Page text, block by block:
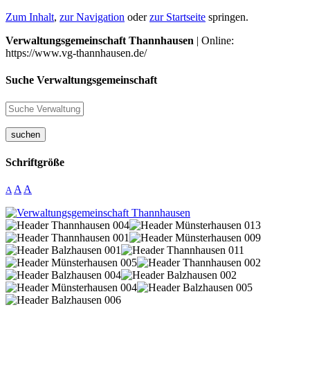
Zum Inhalt, zur Navigation oderzur Startseite springen.
Verwaltungsgemeinschaft Thannhausen | Online:
https://www.vg-thannhausen.de/
Suche Verwaltungsgemeinschaft
suchen
Schriftgröße
A A A